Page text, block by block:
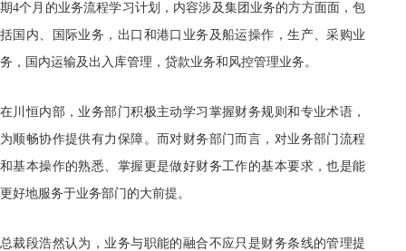
期4个月的业务流程学习计划，内容涉及集团业务的方方面面，包
括国内、国际业务，出口和港口业务及船运操作，生产、采购业
务，国内运输及出入库管理，贷款业务和风控管理业务。
在川恒内部，业务部门积极主动学习掌握财务规则和专业术语，
为顺畅协作提供有力保障。而对财务部门而言，对业务部门流程
和基本操作的熟悉、掌握更是做好财务工作的基本要求，也是能
更好地服务于业务部门的大前提。
总裁段浩然认为，业务与职能的融合不应只是财务条线的管理提